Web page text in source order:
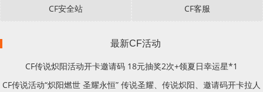
CF安全站 CF客服
最新CF活动
CF传说炽阳活动开卡邀请码 18元抽奖2次+领夏日幸运星*1
CF传说活动“炽阳燃世 圣耀永恒” 传说圣耀、传说炽阳、邀请码开卡拉人